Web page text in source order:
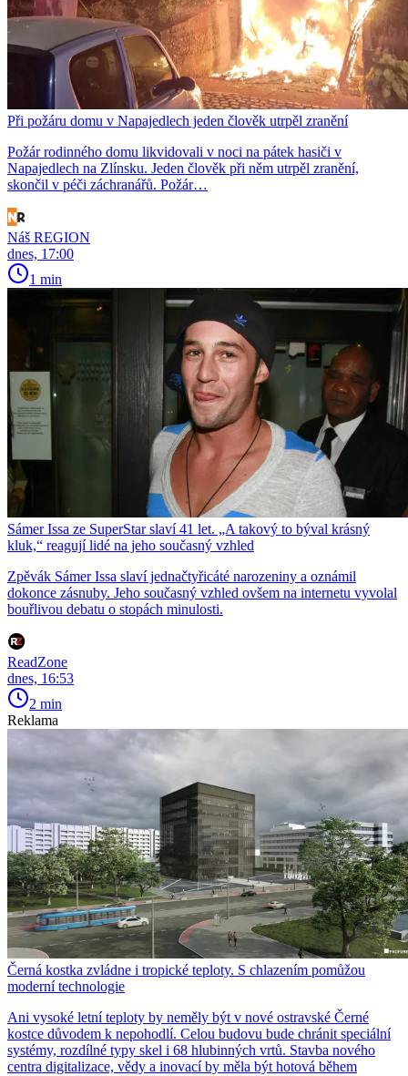
Při požáru domu v Napajedlech jeden člověk utrpěl zranění
Požár rodinného domu likvidovali v noci na pátek hasiči v
Napajedlech na Zlínsku. Jeden člověk při něm utrpěl zranění,
skončil v péči záchranářů. Požár…
Náš REGION
dnes, 17:00
1 min
Sámer Issa ze SuperStar slaví 41 let. „A takový to býval krásný
kluk,“ reagují lidé na jeho současný vzhled
Zpěvák Sámer Issa slaví jednačtyřicáté narozeniny a oznámil
dokonce zásnuby. Jeho současný vzhled ovšem na internetu vyvolal
bouřlivou debatu o stopách minulosti.
ReadZone
dnes, 16:53
2 min
Reklama
Černá kostka zvládne i tropické teploty. S chlazením pomůžou
moderní technologie
Ani vysoké letní teploty by neměly být v nové ostravské Černé
kostce důvodem k nepohodlí. Celou budovu bude chránit speciální
systémy, rozdílné typy skel i 68 hlubinných vrtů. Stavba nového
centra digitalizace, vědy a inovací by měla být hotová během